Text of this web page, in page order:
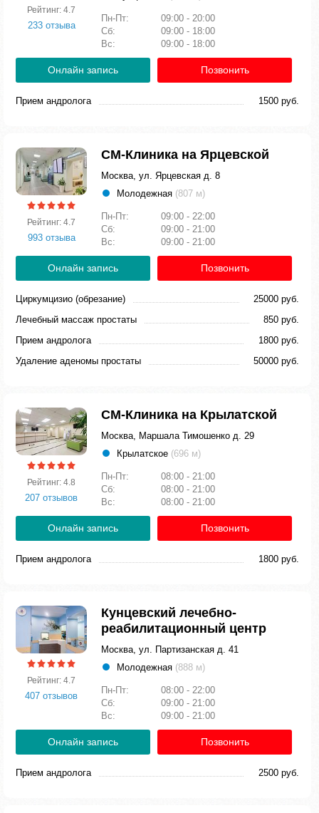
Рейтинг: 4.7
233 отзыва
Пн-Пт:
09:00 - 20:00
Сб:
09:00 - 18:00
Вс:
09:00 - 18:00
Онлайн запись Позвонить
Прием андролога 1500 руб.
Рейтинг: 4.7
993 отзыва
СМ-Клиника на Ярцевской
Москва, ул. Ярцевская д. 8
Молодежная (807 м)
Пн-Пт:
09:00 - 22:00
Сб:
09:00 - 21:00
Вс:
09:00 - 21:00
Онлайн запись Позвонить
Циркумцизио (обрезание)
25000 руб.
Лечебный массаж простаты
850 руб.
Прием андролога
1800 руб.
Удаление аденомы простаты
50000 руб.
Рейтинг: 4.8
207 отзывов
СМ-Клиника на Крылатской
Москва, Маршала Тимошенко д. 29
Крылатское (696 м)
Пн-Пт:
08:00 - 21:00
Сб:
08:00 - 21:00
Вс:
08:00 - 21:00
Онлайн запись Позвонить
Прием андролога 1800 руб.
Рейтинг: 4.7
407 отзывов
Кунцевский лечебно-
реабилитационный центр
Москва, ул. Партизанская д. 41
Молодежная (888 м)
Пн-Пт:
08:00 - 22:00
Сб:
09:00 - 21:00
Вс:
09:00 - 21:00
Онлайн запись Позвонить
Прием андролога 2500 руб.